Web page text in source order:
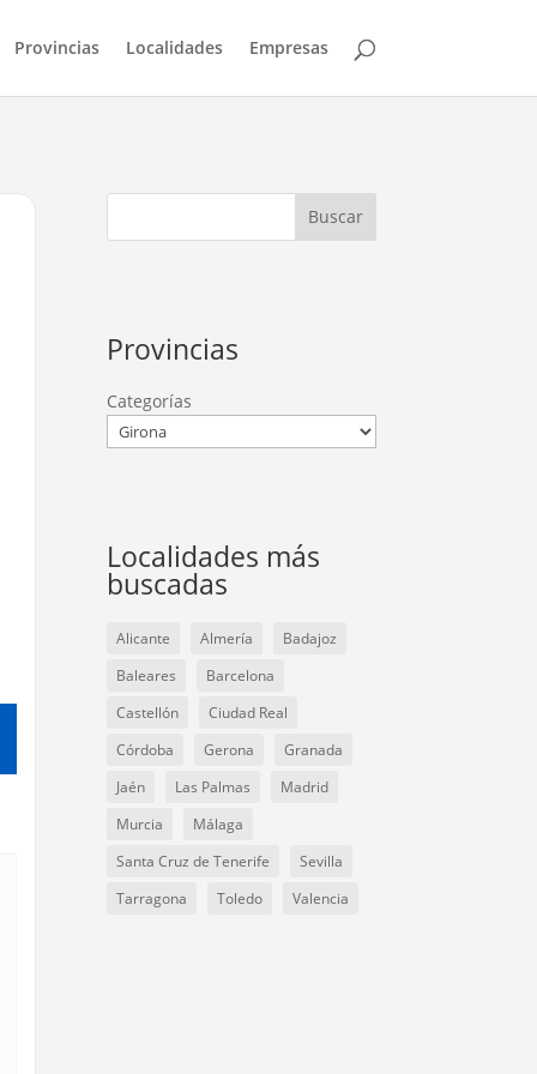
Provincias Localidades Empresas
Buscar
Provincias
Categorías
Localidades más
buscadas
Alicante Almería
Badajoz
Baleares
Barcelona
Castellón
Ciudad Real
Córdoba
Gerona
Granada
Jaén
Las Palmas
Madrid
Murcia
Málaga
Santa Cruz de Tenerife
Sevilla
Tarragona
Toledo Valencia